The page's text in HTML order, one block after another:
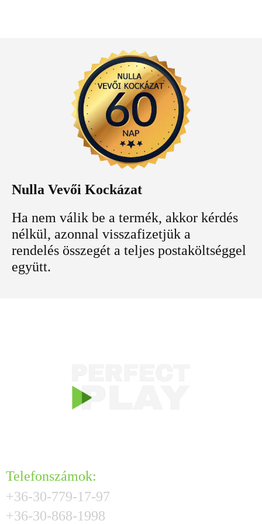
Nulla Vevői Kockázat
Ha nem válik be a termék, akkor kérdés
nélkül, azonnal visszafizetjük a
rendelés összegét a teljes postaköltséggel
együtt.
Telefonszámok:
+36-30-779-17-97
+36-30-868-1998